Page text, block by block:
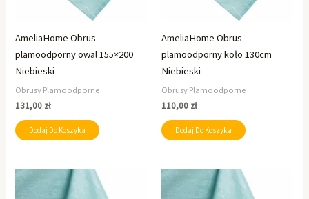
AmeliaHome Obrus
plamoodporny owal 155×200
Niebieski
Obrusy Plamoodporne
131,00 zł
Dodaj Do Koszyka
AmeliaHome Obrus
plamoodporny koło 130cm
Niebieski
Obrusy Plamoodporne
110,00 zł
Dodaj Do Koszyka